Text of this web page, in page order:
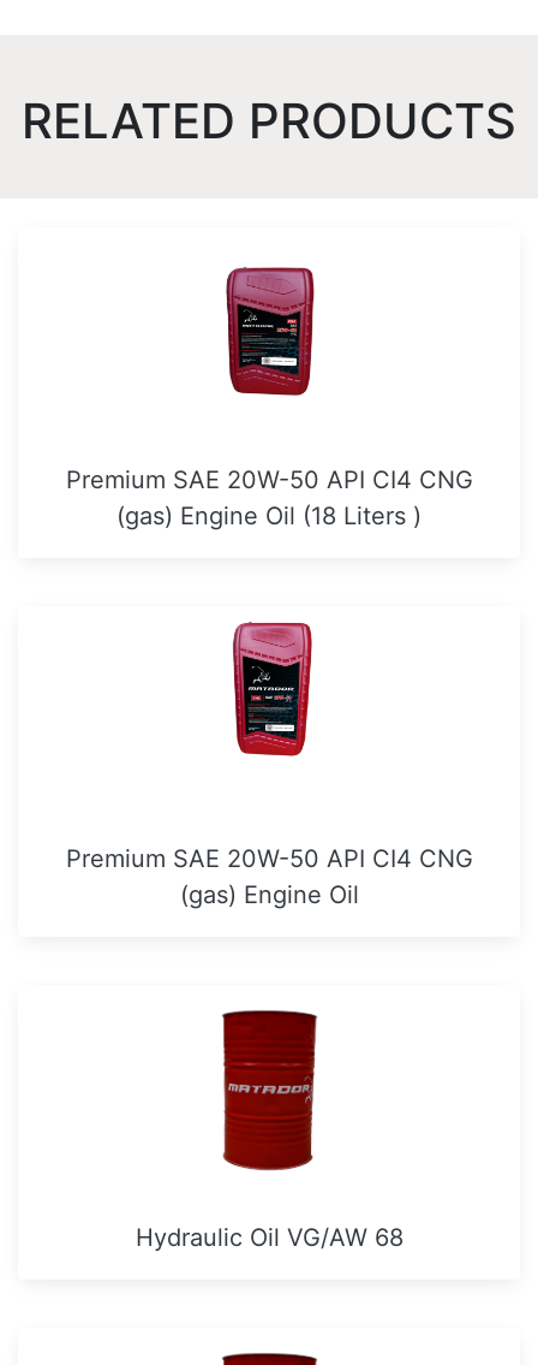
RELATED PRODUCTS
Premium SAE 20W-50 API CI4 CNG
(gas) Engine Oil (18 Liters )
Premium SAE 20W-50 API CI4 CNG
(gas) Engine Oil
Hydraulic Oil VG/AW 68